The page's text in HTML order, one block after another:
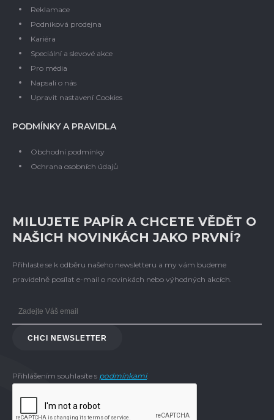
Reklamace
Podniková prodejna
Kariéra
Speciální a slevové akce
Pro média
Napsali o nás
Upravit nastavení Cookies
PODMÍNKY A PRAVIDLA
Obchodní podmínky
Ochrana osobních údajů
MILUJETE PAPÍR A CHCETE VĚDĚT O
NAŠICH NOVINKÁCH JAKO PRVNÍ?
Přihlaste se k odběru našeho newsletteru a my vám budeme
pravidelně posílat e-mail o novinkách nebo výhodných akcích.
CHCI NEWSLETTER
Přihlášením souhlasíte s podmínkami.